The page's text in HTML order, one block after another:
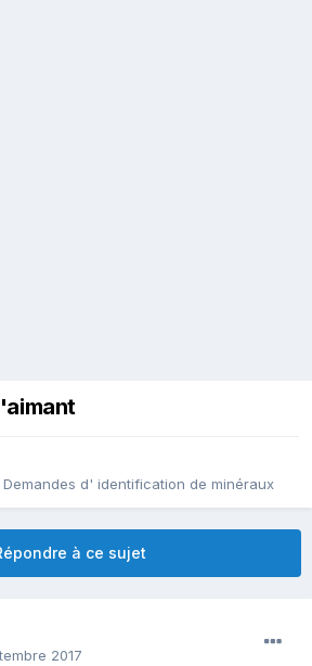
Demandes d' identification de minéraux
à ce sujet
2017